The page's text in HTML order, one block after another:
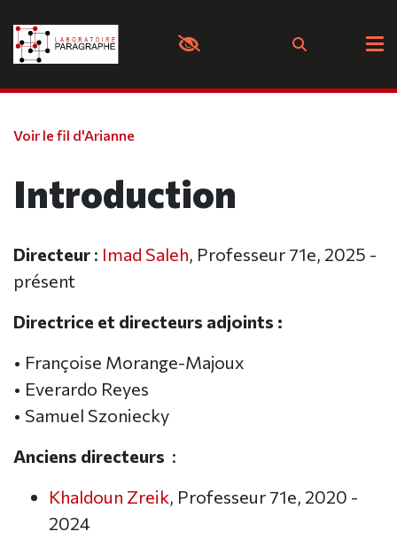
Voir le fil d'Arianne
Introduction
Directeur : Imad Saleh, Professeur 71e, 2025 -
présent
Directrice et directeurs adjoints :
• Françoise Morange-Majoux
• Everardo Reyes
• Samuel Szoniecky
Anciens directeurs :
Khaldoun Zreik, Professeur 71e, 2020 -
2024